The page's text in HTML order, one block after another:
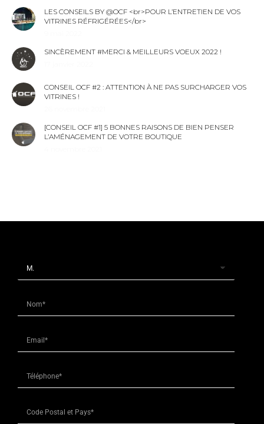
LES CONSEILS BY @OCF <br>POUR L’ENTRETIEN DE VOS
VITRINES RÉFRIGÉRÉES</br>
SINCÈREMENT #MERCI & MEILLEURS VOEUX 2022 !
CONSEIL OCF #2 : ATTENTION À NE PAS SURCHARGER VOS
VITRINES !
[CONSEIL OCF #1] 5 BONNES RAISONS DE BIEN PENSER
L’AMÉNAGEMENT DE VOTRE BOUTIQUE